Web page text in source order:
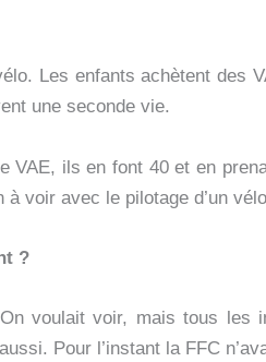
Les enfants achètent des
une seconde vie.
ils en font 40 et en
voir avec le pilotage d’un
?
voulait voir, mais tous
Pour l’instant la FFC